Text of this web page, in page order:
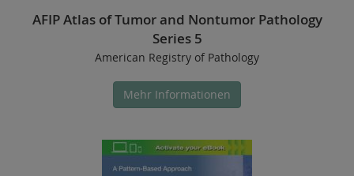
AFIP Atlas of Tumor and Nontumor Pathology
Series 5
American Registry of Pathology
Mehr Informationen